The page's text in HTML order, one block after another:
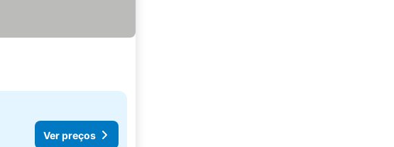
Ver preços